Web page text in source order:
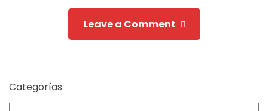
Leave a Comment
Categorías